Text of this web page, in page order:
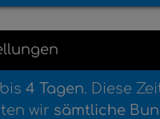
bis 4 Tagen. Diese
wir sämtliche